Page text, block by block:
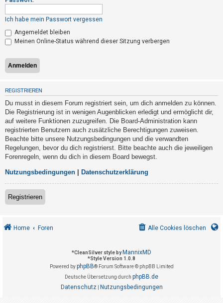
R
e
i
s
t
r
i
e
r
e
n
U
n
e
Ich habe mein Passwort vergessen
Angemeldet bleiben
Meinen Online-Status während dieser Sitzung verbergen
REGISTRIEREN
Du musst in diesem Forum registriert sein, um dich anmelden zu können.
Die Registrierung ist in wenigen Augenblicken erledigt und ermöglicht dir,
auf weitere Funktionen zuzugreifen. Die Board-Administration kann
registrierten Benutzern auch zusätzliche Berechtigungen zuweisen.
Beachte bitte unsere Nutzungsbedingungen und die verwandten
Regelungen, bevor du dich registrierst. Bitte beachte auch die jeweiligen
Forenregeln, wenn du dich in diesem Board bewegst.
Nutzungsbedingungen Datenschutzerklärung
Registrieren
Home Foren Alle Cookies löschen
*CleanSilver style by MannixMD
*Style Version 1.0.8
Powered byphpBB® Forum Software © phpBB Limited
Deutsche Übersetzung durch phpBB.de
Datenschutz| Nutzungsbedingungen